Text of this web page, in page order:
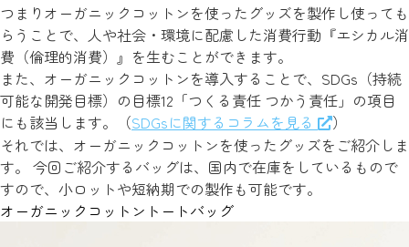
つまりオーガニックコットンを使ったグッズを製作し使っても
らうことで、人や社会・環境に配慮した消費行動『エシカル消
費（倫理的消費）』を生むことができます。
また、オーガニックコットンを導入することで、SDGs（持続
可能な開発目標）の目標12「つくる責任 つかう責任」の項目
にも該当します。（SDGsに関するコラムを見る
）
それでは、オーガニックコットンを使ったグッズをご紹介しま
す。 今回ご紹介するバッグは、国内で在庫をしているもので
すので、小ロットや短納期での製作も可能です。
オーガニックコットントートバッグ